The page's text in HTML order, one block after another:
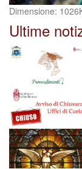
Clicca
per
vedere
l'immagine
alle
dimensioni
originali…
Dimensione:
Ultime